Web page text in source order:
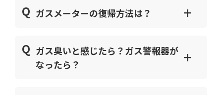
ガスメーターの復帰方法は？
ガス臭いと感じたら？ガス警報器が
なったら？